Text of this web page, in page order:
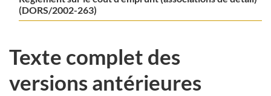
(DORS/2002-263)
Texte complet des
versions antérieures